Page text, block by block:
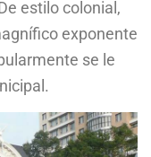
estilo colonial,
exponente
se le